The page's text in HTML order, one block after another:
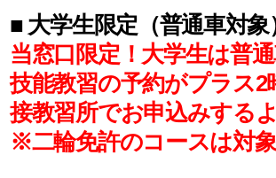
■ 大学生限定（普通車対象
当窓口限定！大学生は普
技能教習の予約がプラス
接教習所でお申込みする
※二輪免許のコースは対象